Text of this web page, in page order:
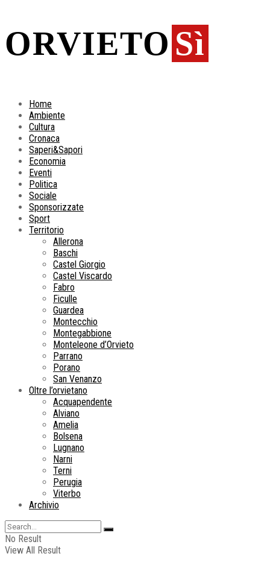
ORVIETO Sì
Home
Ambiente
Cultura
Cronaca
Saperi&Sapori
Economia
Eventi
Politica
Sociale
Sponsorizzate
Sport
Territorio
Allerona
Baschi
Castel Giorgio
Castel Viscardo
Fabro
Ficulle
Guardea
Montecchio
Montegabbione
Monteleone d’Orvieto
Parrano
Porano
San Venanzo
Oltre l’orvietano
Acquapendente
Alviano
Amelia
Bolsena
Lugnano
Narni
Terni
Perugia
Viterbo
Archivio
No Result
View All Result